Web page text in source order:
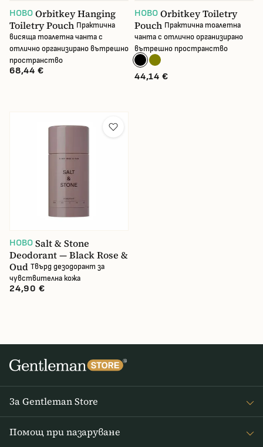
НОВО Orbitkey Hanging
Toiletry Pouch Практична
висяща тоалетна чанта с
отлично организирано вътрешно
пространство
68,44 €
НОВО Orbitkey Toiletry
Pouch Практична тоалетна
чанта с отлично организирано
вътрешно пространство
44,14 €
НОВО Salt & Stone
Deodorant — Black Rose &
Oud Твърд дезодорант за
чувствителна кожа
24,90 €
За Gentleman Store
Помощ при пазаруване